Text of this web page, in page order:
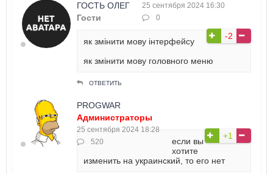
ГОСТЬ ОЛЕГ
Гости
25 сентября 2024 16:30
0
-2
як змінити мову інтерфейсу
як змінити мову головного меню
ОТВЕТИТЬ
PROGWAR
Администраторы
25 сентября 2024 18:28
520
+1
если вы
хотите
изменить на украинский, то его нет